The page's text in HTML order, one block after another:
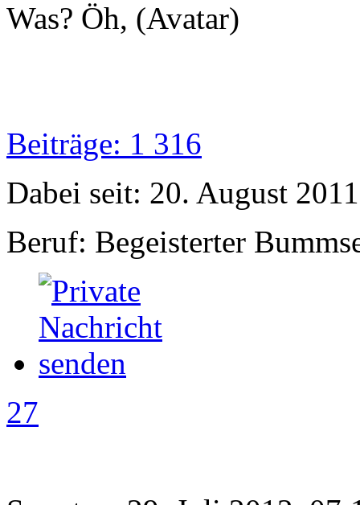
Was? Öh, (Avatar)
Beiträge: 1 316
Dabei seit: 20. August 2011
Beruf: Begeisterter
27